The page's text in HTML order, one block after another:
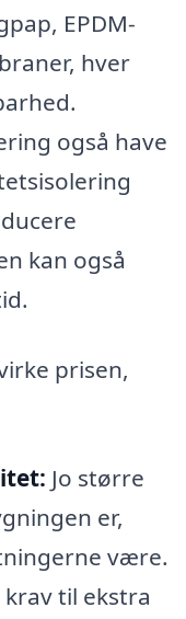
EPDM-
hver
også have
kan også
prisen,
Jo større
er,
være.
til ekstra